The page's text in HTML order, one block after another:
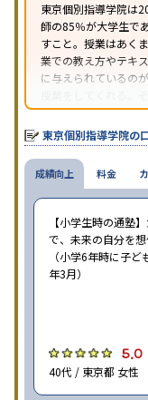
東京個別指導学院は
師の85％が大学生で
すこと。授業はあく
業での教え方やテキ
に与えられているの
授業をしてくれる。
として指名すること
すい仕組みだと言え
東京個別指導学院の
成績向上
【小学生時の通塾
で、未来の自分を
（小学6年時に子
年3月）
5.0
40代 / 東京都 女性
料金